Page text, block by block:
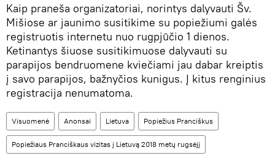
Kaip praneša organizatoriai, norintys dalyvauti Šv.
Mišiose ar jaunimo susitikime su popiežiumi galės
registruotis internetu nuo rugpjūčio 1 dienos.
Ketinantys šiuose susitikimuose dalyvauti su
parapijos bendruomene kviečiami jau dabar kreiptis
į savo parapijos, bažnyčios kunigus. Į kitus renginius
registracija nenumatoma.
Visuomenė Anonsai Lietuva Popiežius Pranciškus
Popiežiaus Pranciškaus vizitas į Lietuvą 2018 metų rugsėjį